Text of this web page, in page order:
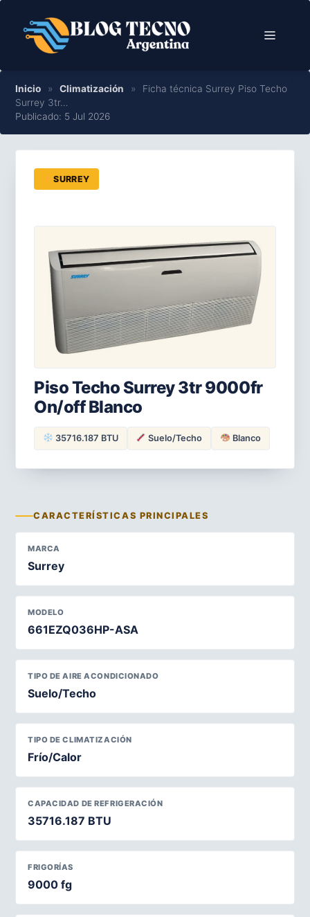
contenido
Menú
Inicio » Climatización »
Ficha técnica Surrey Piso Techo
Surrey 3tr…
Publicado: 5 Jul 2026
SURREY
Piso Techo Surrey 3tr 9000fr
On/off Blanco
35716.187 BTU Suelo/Techo Blanco
CARACTERÍSTICAS PRINCIPALES
MARCA
Surrey
MODELO
661EZQ036HP-ASA
TIPO DE AIRE ACONDICIONADO
Suelo/Techo
TIPO DE CLIMATIZACIÓN
Frío/Calor
CAPACIDAD DE REFRIGERACIÓN
35716.187 BTU
FRIGORÍAS
9000 fg